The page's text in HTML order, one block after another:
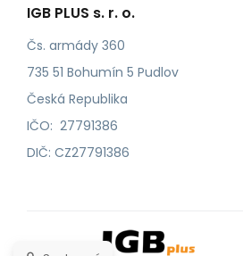
IGB PLUS s. r. o.
Čs. armády 360
735 51 Bohumín 5 Pudlov
Česká Republika
IČO: 27791386
DIČ: CZ27791386